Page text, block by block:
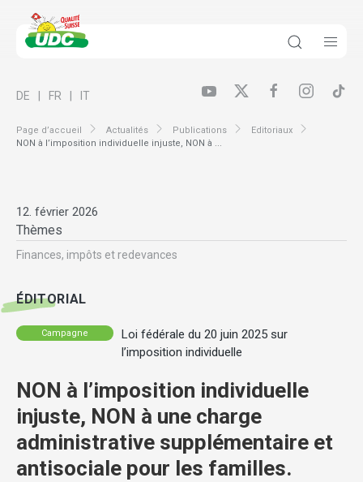
Page d’accueil Actualités Publications
Editoriaux
NON à l’imposition individuelle injuste, NON à ...
DE FR IT
12. février 2026
Thèmes
Finances, impôts et redevances
ÉDITORIAL
Campagne
Loi fédérale du 20 juin 2025 sur
l’imposition individuelle
NON à l’imposition individuelle
injuste, NON à une charge
administrative supplémentaire et
antisociale pour les familles.